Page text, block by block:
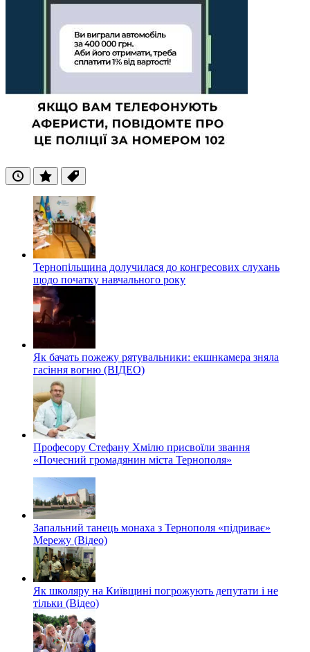
ОстанніПопулярні
Теги
Тернопільщина долучилася до конгресових слухань
щодо початку навчального року
Як бачать пожежу рятувальники: екшнкамера зняла
гасіння вогню (ВІДЕО)
Професору Стефану Хмілю присвоїли звання
«Почесний громадянин міста Тернополя»
Запальний танець монаха з Тернополя «підриває»
Мережу (Відео)
Як школяру на Київщині погрожують депутати і не
тільки (Відео)